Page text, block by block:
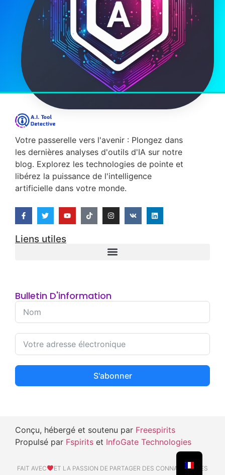
Votre passerelle vers l'avenir : Plongez dans
les dernières analyses d'outils d'IA sur notre
blog. Explorez les technologies de pointe et
libérez la puissance de l'intelligence
artificielle dans votre monde.
Liens utiles
Bulletin D'information
S'abonner
Conçu, hébergé et soutenu par Freespirits
Propulsé par Fspirits et InfoGate Technologies
FAIT AVEC ET LA PASSION DE PARTAGER DES CONNAISSANCES